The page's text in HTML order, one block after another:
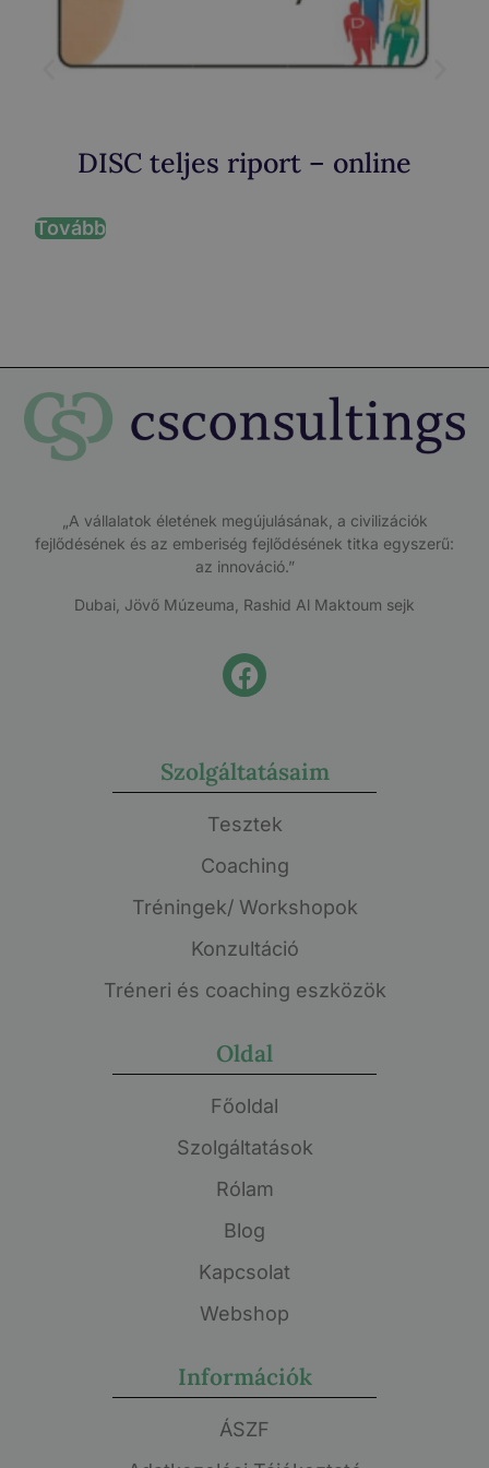
DISC teljes riport – online
Tovább
„A vállalatok életének megújulásának, a civilizációk
fejlődésének és az emberiség fejlődésének titka egyszerű:
az innováció.”
Dubai, Jövő Múzeuma, Rashid Al Maktoum sejk
Szolgáltatásaim
Tesztek
Coaching
Tréningek/ Workshopok
Konzultáció
Tréneri és coaching eszközök
Oldal
Főoldal
Szolgáltatások
Rólam
Blog
Kapcsolat
Webshop
Információk
ÁSZF